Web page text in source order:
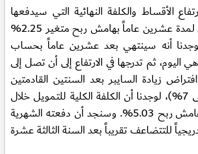
الأقساط والكلفة النهائية التي سيدفعها
المتمول على تمويل منزلي لمدة عشرين عاماً بهامش ربح متغير 2.25%
أنه سينتهي بعد عشرين عاماً بحساب
من 4% التي هي اليوم، ثم تدرجها في الارتفاع إلى أن تصل إلى
(على افتراض زيادة السايبر بعد السنتين القادمتين
بـ1% سنوياً إلى أن يصل إلى 7%)، لوجدنا أن الكلفة الكلية للتمويل خلال
عشرين عاماً هي 8% أو هامش ربح 5.03%. وسنجد أن دفعته الشهرية